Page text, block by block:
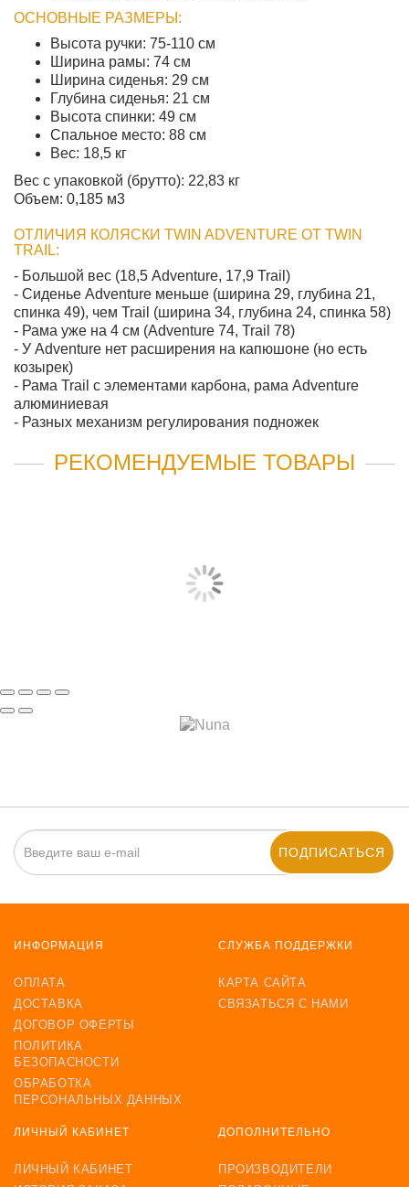
ОСНОВНЫЕ РАЗМЕРЫ:
Высота ручки: 75-110 см
Ширина рамы: 74 см
Ширина сиденья: 29 см
Глубина сиденья: 21 см
Высота спинки: 49 см
Спальное место: 88 см
Вес: 18,5 кг
Вес с упаковкой (брутто): 22,83 кг
Объем: 0,185 м3
ОТЛИЧИЯ КОЛЯСКИ TWIN ADVENTURE ОТ TWIN
TRAIL:
- Большой вес (18,5 Adventure, 17,9 Trail)
- Сиденье Adventure меньше (ширина 29, глубина 21,
спинка 49), чем Trail (ширина 34, глубина 24, спинка 58)
- Рама уже на 4 см (Adventure 74, Trail 78)
- У Adventure нет расширения на капюшоне (но есть
козырек)
- Рама Trail с элементами карбона, рама Adventure
алюминиевая
- Разных механизм регулирования подножек
РЕКОМЕНДУЕМЫЕ ТОВАРЫ
9 313 руб
ПОДПИСАТЬСЯ
ИНФОРМАЦИЯ
ОПЛАТА
ДОСТАВКА
ДОГОВОР ОФЕРТЫ
ПОЛИТИКА
БЕЗОПАСНОСТИ
ОБРАБОТКА
ПЕРСОНАЛЬНЫХ ДАННЫХ
СЛУЖБА ПОДДЕРЖКИ
КАРТА САЙТА
СВЯЗАТЬСЯ С НАМИ
ЛИЧНЫЙ КАБИНЕТ
ЛИЧНЫЙ КАБИНЕТ
ДОПОЛНИТЕЛЬНО
ПРОИЗВОДИТЕЛИ